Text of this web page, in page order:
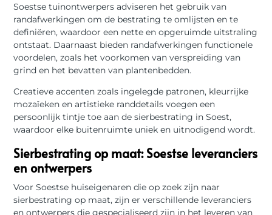
Soestse tuinontwerpers adviseren het gebruik van
randafwerkingen om de bestrating te omlijsten en te
definiëren, waardoor een nette en opgeruimde uitstraling
ontstaat. Daarnaast bieden randafwerkingen functionele
voordelen, zoals het voorkomen van verspreiding van
grind en het bevatten van plantenbedden.
Creatieve accenten zoals ingelegde patronen, kleurrijke
mozaïeken en artistieke randdetails voegen een
persoonlijk tintje toe aan de sierbestrating in Soest,
waardoor elke buitenruimte uniek en uitnodigend wordt.
Sierbestrating op maat: Soestse leveranciers
en ontwerpers
Voor Soestse huiseigenaren die op zoek zijn naar
sierbestrating op maat, zijn er verschillende leveranciers
en ontwerpers die gespecialiseerd zijn in het leveren van